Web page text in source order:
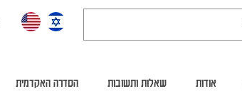
אודות שאלות ותשובות הסדרה האקדמית